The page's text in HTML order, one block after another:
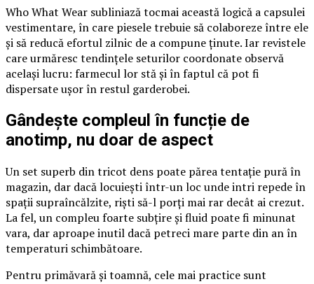
Who What Wear subliniază tocmai această logică a capsulei
vestimentare, în care piesele trebuie să colaboreze între ele
și să reducă efortul zilnic de a compune ținute. Iar revistele
care urmăresc tendințele seturilor coordonate observă
același lucru: farmecul lor stă și în faptul că pot fi
dispersate ușor în restul garderobei.
Gândește compleul în funcție de
anotimp, nu doar de aspect
Un set superb din tricot dens poate părea tentație pură în
magazin, dar dacă locuiești într-un loc unde intri repede în
spații supraîncălzite, riști să-l porți mai rar decât ai crezut.
La fel, un compleu foarte subțire și fluid poate fi minunat
vara, dar aproape inutil dacă petreci mare parte din an în
temperaturi schimbătoare.
Pentru primăvară și toamnă, cele mai practice sunt